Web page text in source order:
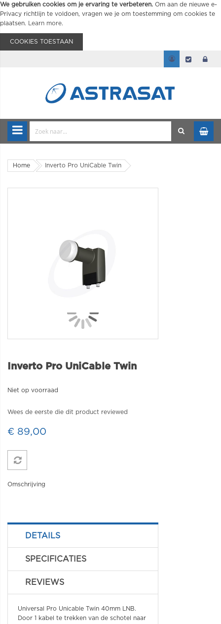
We gebruiken cookies om je ervaring te verbeteren. Om aan de nieuwe e-
Privacy richtlijn te voldoen, vragen we je om toestemming om cookies te
plaatsen.
Learn more.
COOKIES TOESTAAN
Home Inverto Pro UniCable Twin
Inverto Pro UniCable Twin
Niet op voorraad
Wees de eerste die dit product reviewed
€ 89,00
Omschrijving
DETAILS
SPECIFICATIES
REVIEWS
Universal Pro Unicable Twin 40mm LNB.
Door 1 kabel te trekken van de schotel naar